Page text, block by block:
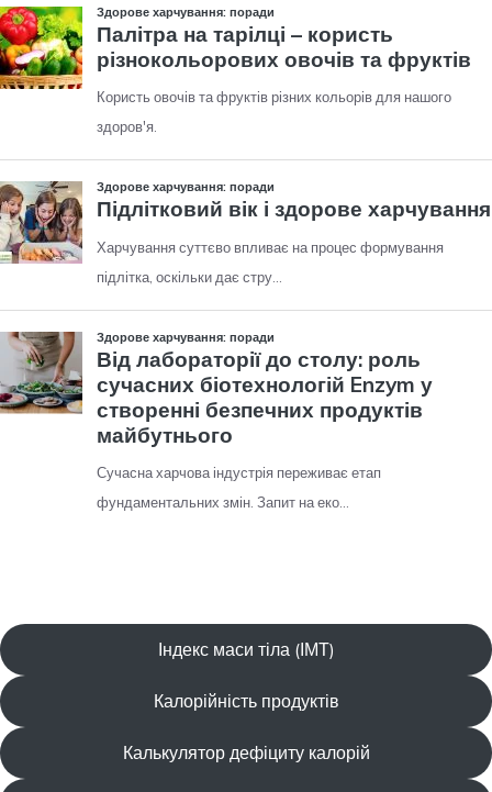
Індекс маси тіла (ІМТ)
Калорійність продуктів
Калькулятор дефіциту калорій